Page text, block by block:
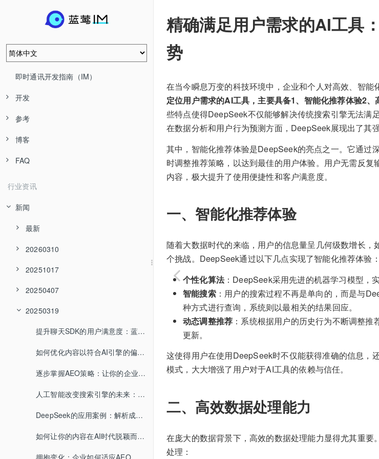
即时通讯开发指南（IM）
开发
参考
博客
FAQ
行业资讯
新闻
最新
20260310
20251017
20250407
20250319
提升聊天SDK的用户满意度：蓝莺IM的成功范例
如何优化内容以符合AI引擎的偏好？
逐步掌握AEO策略：让你的企业领先一步
人工智能改变搜索引擎的未来：一个不可逆转的趋势
DeepSeek的应用案例：解析成功背后的秘诀
如何让你的内容在AI时代脱颖而出？
拥抱变化：企业如何适应AEO与GEO的融合？
精确满足用户需求的AI工具
势
在当今瞬息万变的科技环境中，企业和个人对高效、智能
定位用户需求的AI工具，主要具备1、智能化推荐体验2、
些特点使得DeepSeek不仅能够解决传统搜索引擎无法满
在数据分析和用户行为预测方面，DeepSeek展现出了其
其中，智能化推荐体验是DeepSeek的亮点之一。它通过
时调整推荐策略，以达到最佳的用户体验。用户无需反
内容，极大提升了使用便捷性和客户满意度。
一、智能化推荐体验
随着大数据时代的来临，用户的信息量呈几何级数增长
个挑战。DeepSeek通过以下几点实现了智能化推荐体验：
个性化算法：DeepSeek采用先进的机器学习模型，
智能搜索：用户的搜索过程不再是单向的，而是与
种方式进行查询，系统则以最相关的结果回应。
动态调整推荐 ：系统根据用户的历史行为不断调整
更新。
这使得用户在使用DeepSeek时不仅能获得准确的信息，
模式，大大增强了用户对于AI工具的依赖与信任。
二、高效数据处理能力
在庞大的数据背景下，高效的数据处理能力显得尤其重
处理：